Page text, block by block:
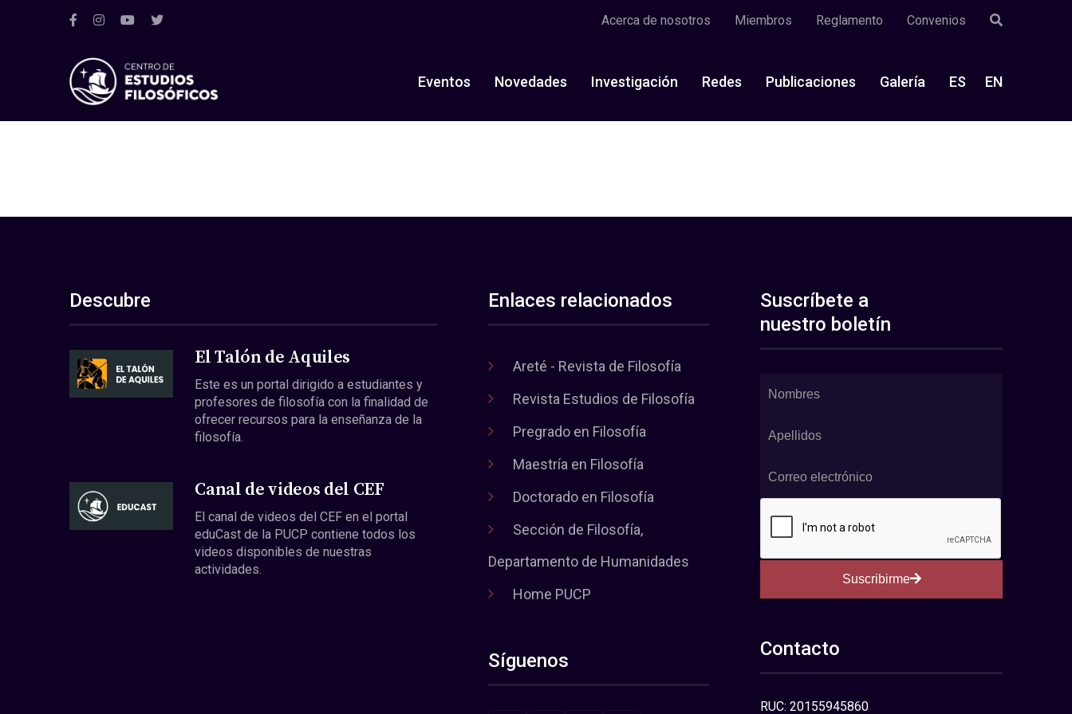
Acerca de nosotros Miembros Reglamento Convenios
Eventos Novedades Investigación Redes Publicaciones Galería ES EN
Descubre
El Talón de Aquiles
Este es un portal dirigido a estudiantes y
profesores de filosofía con la finalidad de
ofrecer recursos para la enseñanza de la
filosofía.
Canal de videos del CEF
El canal de videos del CEF en el portal
eduCast de la PUCP contiene todos los
videos disponibles de nuestras
actividades.
Enlaces relacionados
Areté - Revista de Filosofía
Revista Estudios de Filosofía
Pregrado en Filosofía
Maestría en Filosofía
Doctorado en Filosofía
Sección de Filosofía,
Departamento de Humanidades
Home PUCP
Síguenos
Suscríbete a
nuestro boletín
Suscribirme
Contacto
RUC: 20155945860